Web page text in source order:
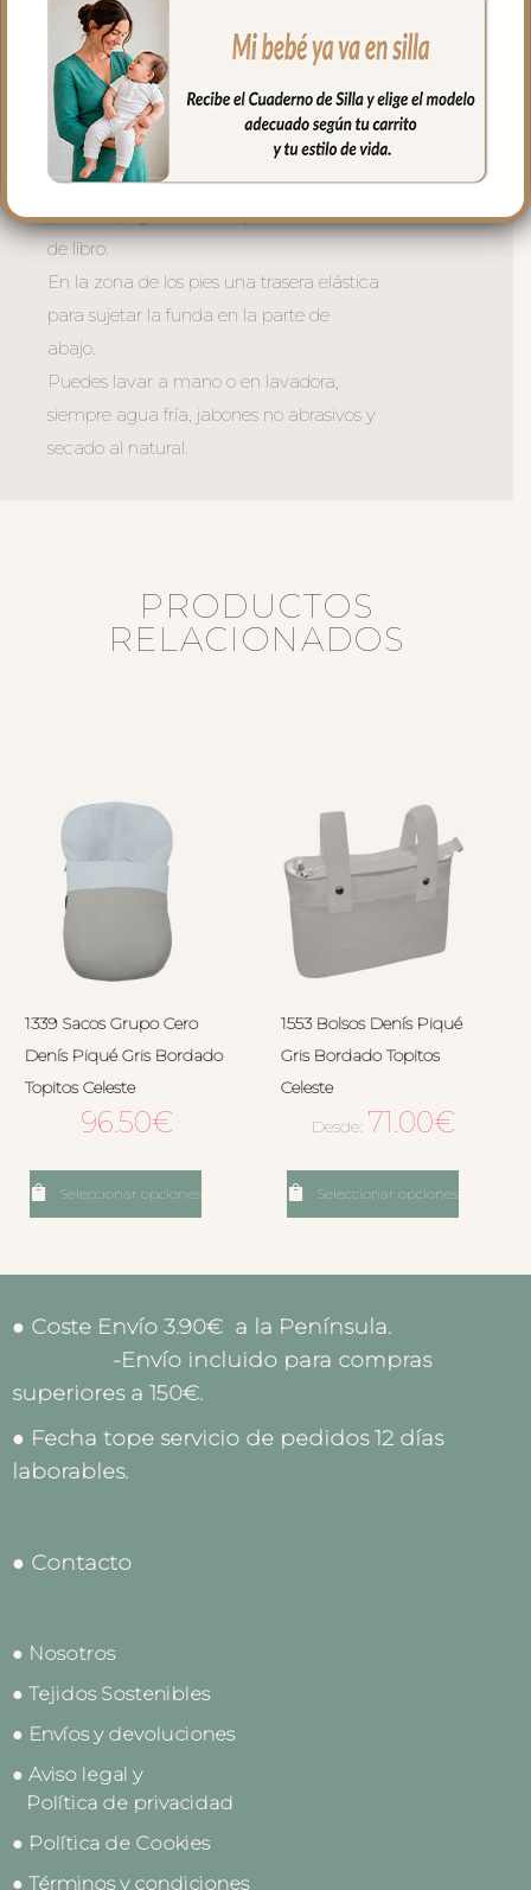
hasta pasar a la parte posterior y se
abrochan entre ellas.
Las aberturas verticales en el respaldo y
ojales en el culete son aptas para la salida
de arenes de todo tipo de sillas.
Abertura en el centro de la funda para
permitir plegar las sillas que tienen cierre
de libro.
En la zona de los pies una trasera elástica
para sujetar la funda en la parte de
abajo.
Puedes lavar a mano o en lavadora,
siempre agua fría, jabones no abrasivos y
secado al natural.
PRODUCTOS
RELACIONADOS
1339 Sacos Grupo Cero
Denís Piqué Gris Bordado
Topitos Celeste
96.50€
Seleccionar opciones
1553 Bolsos Denís Piqué
Gris Bordado Topitos
Celeste
Desde: 71.00€
Seleccionar opciones
● Coste Envío 3.90€ a la Península.
-Envío incluido para compras
superiores a 150€.
● Fecha tope servicio de pedidos 12 días
laborables.
● Contacto
● Nosotros
● Tejidos Sostenibles
● Envíos y devoluciones
● Aviso legal y
Política de privacidad
● Política de Cookies
● Términos y condiciones